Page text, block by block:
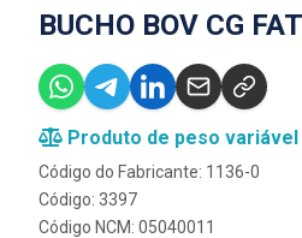
BUCHO BOV CG
Produto de peso variável
Código do Fabricante: 1136-0
Código: 3397
Código NCM: 05040011